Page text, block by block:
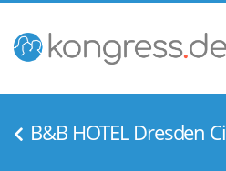
B&B HOTEL Dresden